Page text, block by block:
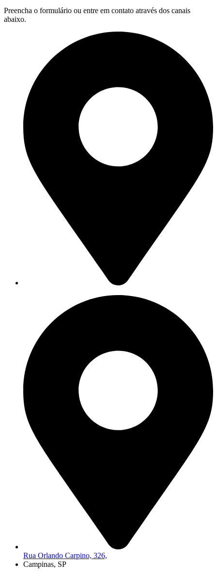
Preencha o formulário ou entre em contato através dos canais
abaixo.
Rua Orlando Carpino, 326,
Campinas, SP